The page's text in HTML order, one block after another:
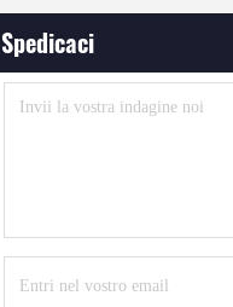
Spedicaci